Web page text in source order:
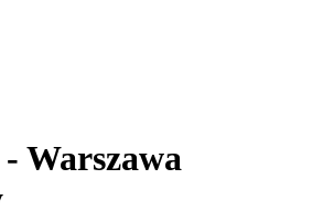
Warszawa